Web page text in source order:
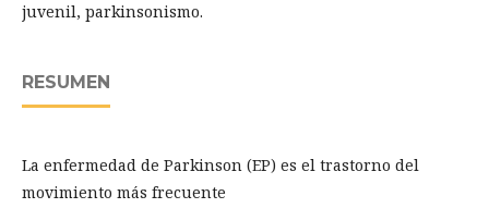
juvenil, parkinsonismo.
RESUMEN
La enfermedad de Parkinson (EP) es el trastorno del
movimiento más frecuente